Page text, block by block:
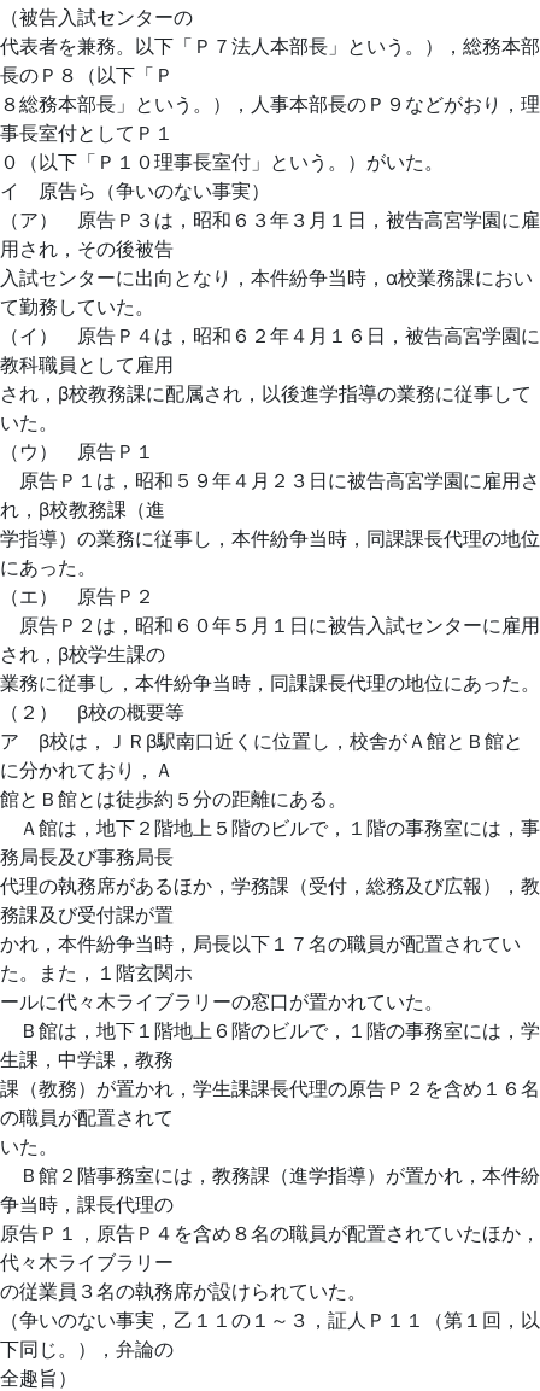
（被告入試センターの
代表者を兼務。以下「Ｐ７法人本部長」という。），総務本部
長のＰ８（以下「Ｐ
８総務本部長」という。），人事本部長のＰ９などがおり，理
事長室付としてＰ１
０（以下「Ｐ１０理事長室付」という。）がいた。
イ 原告ら（争いのない事実）
（ア） 原告Ｐ３は，昭和６３年３月１日，被告高宮学園に雇
用され，その後被告
入試センターに出向となり，本件紛争当時，α校業務課におい
て勤務していた。
（イ） 原告Ｐ４は，昭和６２年４月１６日，被告高宮学園に
教科職員として雇用
され，β校教務課に配属され，以後進学指導の業務に従事して
いた。
（ウ） 原告Ｐ１
原告Ｐ１は，昭和５９年４月２３日に被告高宮学園に雇用さ
れ，β校教務課（進
学指導）の業務に従事し，本件紛争当時，同課課長代理の地位
にあった。
（エ） 原告Ｐ２
原告Ｐ２は，昭和６０年５月１日に被告入試センターに雇用
され，β校学生課の
業務に従事し，本件紛争当時，同課課長代理の地位にあった。
（２） β校の概要等
ア β校は，ＪＲβ駅南口近くに位置し，校舎がＡ館とＢ館と
に分かれており，Ａ
館とＢ館とは徒歩約５分の距離にある。
Ａ館は，地下２階地上５階のビルで，１階の事務室には，事
務局長及び事務局長
代理の執務席があるほか，学務課（受付，総務及び広報），教
務課及び受付課が置
かれ，本件紛争当時，局長以下１７名の職員が配置されてい
た。また，１階玄関ホ
ールに代々木ライブラリーの窓口が置かれていた。
Ｂ館は，地下１階地上６階のビルで，１階の事務室には，学
生課，中学課，教務
課（教務）が置かれ，学生課課長代理の原告Ｐ２を含め１６名
の職員が配置されて
いた。
Ｂ館２階事務室には，教務課（進学指導）が置かれ，本件紛
争当時，課長代理の
原告Ｐ１，原告Ｐ４を含め８名の職員が配置されていたほか，
代々木ライブラリー
の従業員３名の執務席が設けられていた。
（争いのない事実，乙１１の１～３，証人Ｐ１１（第１回，以
下同じ。），弁論の
全趣旨）